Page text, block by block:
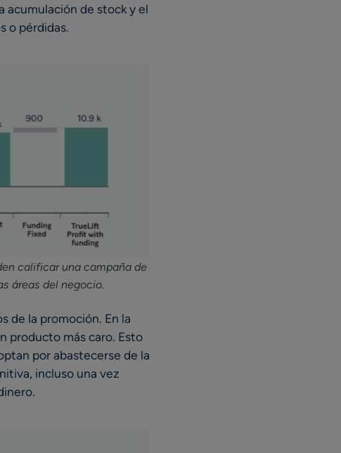
acumulación de stock y el
o pérdidas.
calificar una campaña de
áreas del negocio.
de la promoción. En la
producto más caro. Esto
por abastecerse de la
incluso una vez